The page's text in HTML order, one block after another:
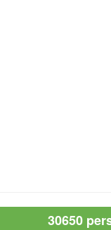
30650